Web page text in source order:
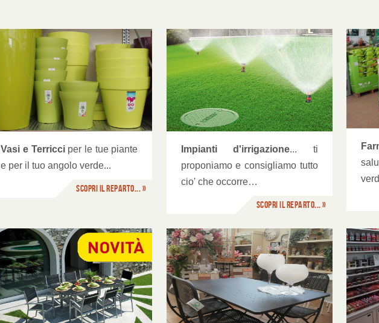
Vasi e Terricciper le tue piante
e per il tuo angolo verde...
Scopri il reparto... »
Impianti di irrigazione
Impianti d'irrigazione... ti
proponiamo e consigliamo tutto
cio' che occorre…
Scopri il reparto... »
Farmacia e attrezzature
Profumazioni